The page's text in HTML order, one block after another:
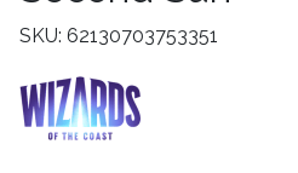
SKU: 62130703753351